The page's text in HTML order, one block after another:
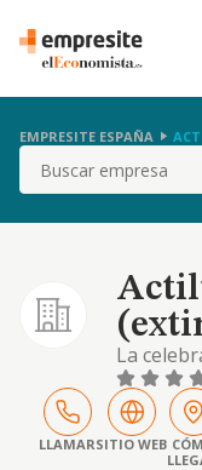
EMPRESITE ESPAÑA
Buscar
La
el
LLAMARSITIO WEB